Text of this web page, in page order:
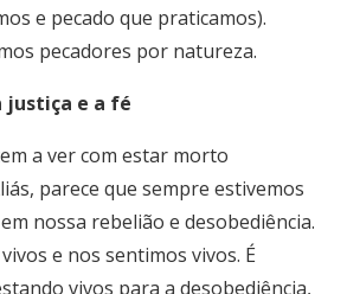
e pecado que praticamos).
pecadores por natureza.
justiça e a fé
a ver com estar morto
parece que sempre estivemos
nossa rebelião e desobediência.
e nos sentimos vivos. É
vivos para a desobediência,